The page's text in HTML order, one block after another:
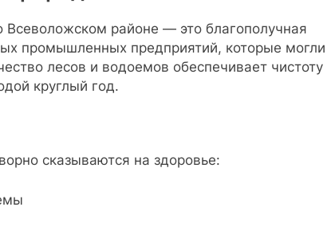
Всеволожском районе — это благополучная
промышленных предприятий, которые могли
лесов и водоемов обеспечивает чистоту
круглый год.
сказываются на здоровье: